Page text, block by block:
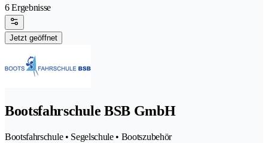
6 Ergebnisse
Jetzt geöffnet
Bootsfahrschule BSB GmbH
Bootsfahrschule • Segelschule • Bootszubehör